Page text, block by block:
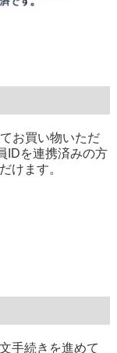
お買い物いただ
IDを連携済みの方
けます。
手続きを進めて